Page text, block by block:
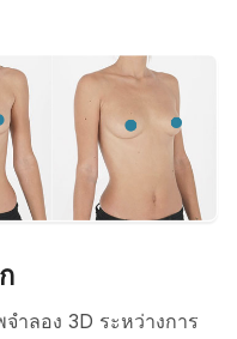
ำลอง 3D ระหว่างการ